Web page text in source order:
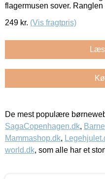
flagermusen sover. Ranglen
249 kr. (Vis fragtpris)
De mest populære
SagaCopenhagen.dk,
Mammashop.dk,
world.dk, som alle har et